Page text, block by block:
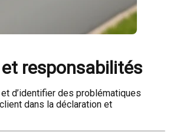
responsabilités
d’identifier des problématiques
dans la déclaration et